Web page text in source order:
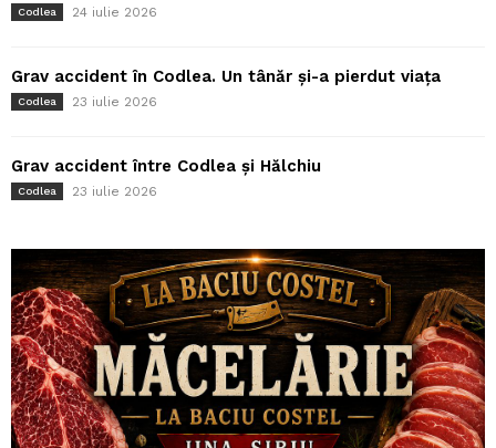
Codlea 24 iulie 2026
Grav accident în Codlea. Un tânăr și-a pierdut viața
Codlea 23 iulie 2026
Grav accident între Codlea și Hălchiu
Codlea 23 iulie 2026